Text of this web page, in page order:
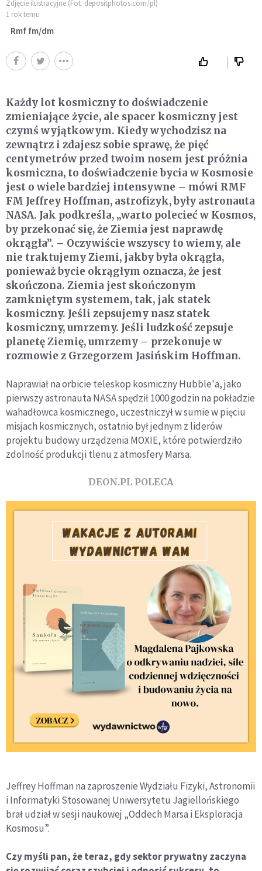
Zdjęcie ilustracyjne (Fot. depositphotos.com/pl)
1 rok temu
Rmf fm/dm
Każdy lot kosmiczny to doświadczenie
zmieniające życie, ale spacer kosmiczny jest
czymś wyjątkowym. Kiedy wychodzisz na
zewnątrz i zdajesz sobie sprawę, że pięć
centymetrów przed twoim nosem jest próżnia
kosmiczna, to doświadczenie bycia w Kosmosie
jest o wiele bardziej intensywne – mówi RMF
FM Jeffrey Hoffman, astrofizyk, były astronauta
NASA. Jak podkreśla, „warto polecieć w Kosmos,
by przekonać się, że Ziemia jest naprawdę
okrągła”. – Oczywiście wszyscy to wiemy, ale
nie traktujemy Ziemi, jakby była okrągła,
ponieważ bycie okrągłym oznacza, że jest
skończona. Ziemia jest skończonym
zamkniętym systemem, tak, jak statek
kosmiczny. Jeśli zepsujemy nasz statek
kosmiczny, umrzemy. Jeśli ludzkość zepsuje
planetę Ziemię, umrzemy – przekonuje w
rozmowie z Grzegorzem Jasińskim Hoffman.
Naprawiał na orbicie teleskop kosmiczny Hubble'a, jako
pierwszy astronauta NASA spędził 1000 godzin na pokładzie
wahadłowca kosmicznego, uczestniczył w sumie w pięciu
misjach kosmicznych, ostatnio był jednym z liderów
projektu budowy urządzenia MOXIE, które potwierdziło
zdolność produkcji tlenu z atmosfery Marsa.
DEON.PL POLECA
Jeffrey Hoffman na zaproszenie Wydziału Fizyki, Astronomii
i Informatyki Stosowanej Uniwersytetu Jagiellońskiego
brał udział w sesji naukowej „Oddech Marsa i Eksploracja
Kosmosu”.
Czy myśli pan, że teraz, gdy sektor prywatny zaczyna